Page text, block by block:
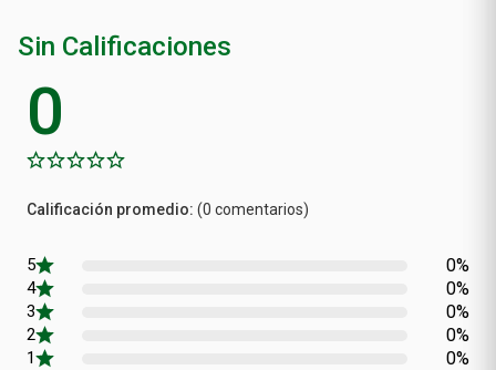
Sin Calificaciones
0
Calificación
promedio
(0 comentarios)
0%
0%
0%
0%
0%